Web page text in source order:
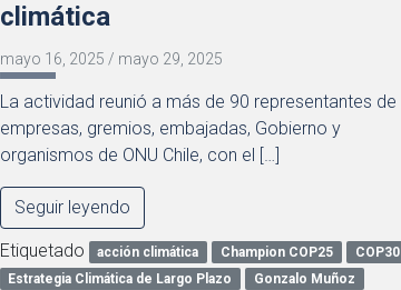
climática
mayo 16, 2025 / mayo 29, 2025
La actividad reunió a más de 90 representantes de
empresas, gremios, embajadas, Gobierno y
organismos de ONU Chile, con el […]
Seguir leyendo
Etiquetado acción climática Champion COP25
COP30
Estrategia Climática de Largo Plazo
Gonzalo Muñoz